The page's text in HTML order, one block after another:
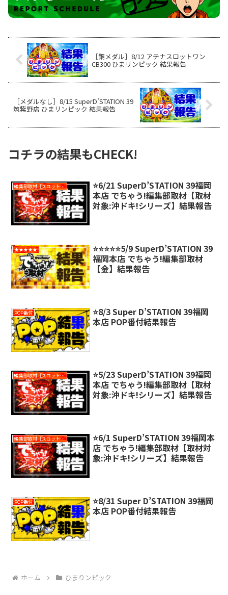
［銅メダル］8/12 アテナスロットワン
CB300 ひまリンピック 結果報告
［メダルなし］8/15 SuperD’STATION 39
筑紫野店 ひまリンピック 結果報告
コチラの結果もCHECK!
編集部取材［スロット対象機種アリ］
⭐️6/21 SuperD’STATION 39福岡
本店 でちゃう!編集部取材【取材
対象:沖ドキ!シリーズ】結果報告
★★★★★
⭐️⭐️⭐️⭐️⭐️5/9 SuperD’STATION 39
福岡本店 でちゃう!編集部取材
【金】結果報告
POP番付
⭐️8/3 Super D’STATION 39福岡
本店 POP番付結果報告
編集部取材［スロット対象機種アリ］
⭐️5/23 SuperD’STATION 39福岡
本店 でちゃう!編集部取材【取材
対象:沖ドキ!シリーズ】結果報告
編集部取材［スロット対象機種アリ］
⭐️6/1 SuperD’STATION 39福岡本
店 でちゃう!編集部取材【取材対
象:沖ドキ!シリーズ】結果報告
POP番付
⭐️8/31 Super D’STATION 39福岡
本店 POP番付結果報告
ホーム ひまりンピック